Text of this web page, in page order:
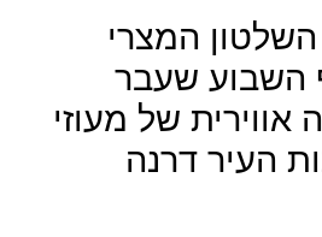
המצרי
השבוע שעבר
אווירית של מעוזי
העיר דרנה